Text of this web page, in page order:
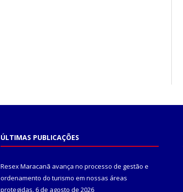
ÚLTIMAS PUBLICAÇÕES
Resex Maracanã avança no processo de gestão e
ordenamento do turismo em nossas áreas
protegidas. 6 de agosto de 2026